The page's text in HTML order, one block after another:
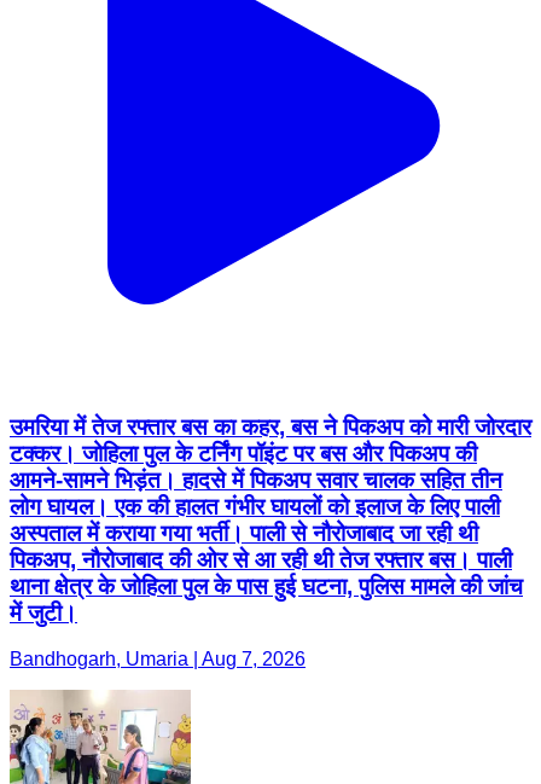
उमरिया में तेज रफ्तार बस का कहर, बस ने पिकअप को मारी जोरदार
टक्कर। जोहिला पुल के टर्निंग पॉइंट पर बस और पिकअप की
आमने-सामने भिड़ंत। हादसे में पिकअप सवार चालक सहित तीन
लोग घायल। एक की हालत गंभीर घायलों को इलाज के लिए पाली
अस्पताल में कराया गया भर्ती। पाली से नौरोजाबाद जा रही थी
पिकअप, नौरोजाबाद की ओर से आ रही थी तेज रफ्तार बस। पाली
थाना क्षेत्र के जोहिला पुल के पास हुई घटना, पुलिस मामले की जांच
में जुटी।
Bandhogarh, Umaria | Aug 7, 2026